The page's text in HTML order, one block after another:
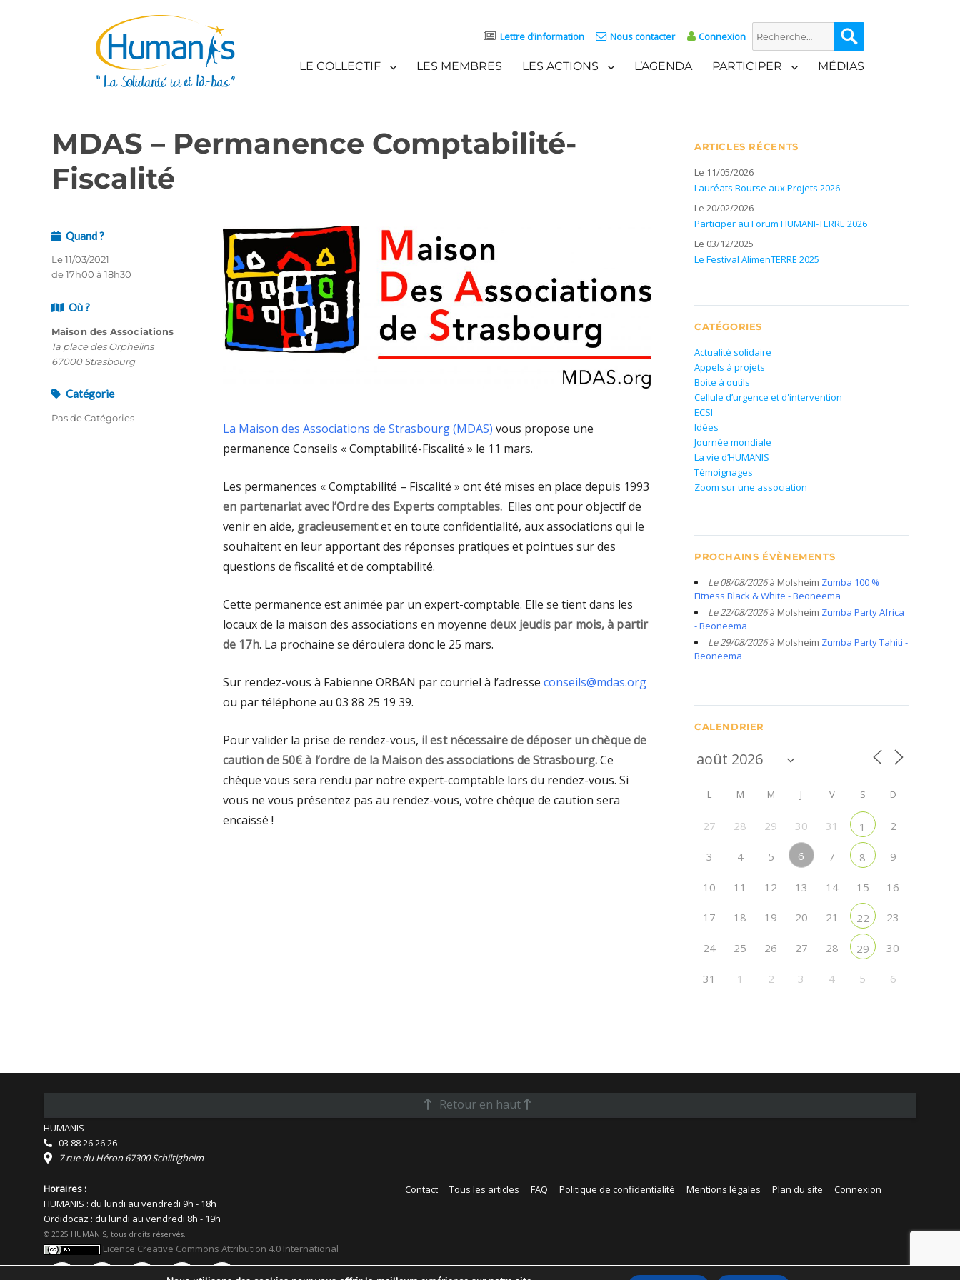
Lettre d’information Nous contacter Connexion
Recherche
pour :
LE COLLECTIF LES MEMBRES LES ACTIONS L’AGENDA PARTICIPER MÉDIAS
MDAS – Permanence Comptabilité-
Fiscalité
La Maison des Associations de Strasbourg (MDAS) vous propose une
permanence Conseils « Comptabilité-Fiscalité » le 11 mars.
Les permanences « Comptabilité – Fiscalité » ont été mises en place depuis 1993
en partenariat avec l’Ordre des Experts comptables. Elles ont pour objectif de
venir en aide, gracieusementet en toute confidentialité, aux associations qui le
souhaitent en leur apportant des réponses pratiques et pointues sur des
questions de fiscalité et de comptabilité.
Cette permanence est animée par un expert-comptable. Elle se tient dans les
locaux de la maison des associations en moyenne deux jeudis par mois, à partir
de 17h. La prochaine se déroulera donc le 25 mars.
Sur rendez-vous à Fabienne ORBAN par courriel à l’adresse conseils@mdas.org
ou par téléphone au 03 88 25 19 39.
Pour valider la prise de rendez-vous, il est nécessaire de déposer un chèque de
caution de 50€ à l’ordre de la Maison des associations de Strasbourg.Ce
chèque vous sera rendu par notre expert-comptable lors du rendez-vous. Si
vous ne vous présentez pas au rendez-vous, votre chèque de caution sera
encaissé !
Quand ?
Le 11/03/2021
de 17h00 à 18h30
Où ?
Maison des Associations
1a place des Orphelins
67000 Strasbourg
Catégorie
Pas de Catégories
ARTICLES RÉCENTS
Le 11/05/2026
Lauréats Bourse aux Projets 2026
Le 20/02/2026
Participer au Forum HUMANI-TERRE 2026
Le 03/12/2025
Le Festival AlimenTERRE 2025
CATÉGORIES
Actualité solidaire
Appels à projets
Boite à outils
Cellule d’urgence et d'intervention
ECSI
Idées
Journée mondiale
La vie d’HUMANIS
Témoignages
Zoom sur une association
PROCHAINS ÉVÈNEMENTS
Le 08/08/2026à Molsheim Zumba 100 %
Fitness Black & White - Beoneema
Le 22/08/2026à Molsheim Zumba Party Africa
- Beoneema
Le 29/08/2026à Molsheim Zumba Party Tahiti -
Beoneema
CALENDRIER
L M M J V S D
27 28 29 30 31 1 2
3 4 5 6 7 8 9
10 11 12 13 14 15 16
17 18 19 20 21 22 23
24 25 26 27 28 29 30
31 1 2 3 4 5 6
Retour en haut
Contact Tous les articles FAQ Politique de confidentialité Mentions légales Plan du site Connexion
HUMANIS
03 88 26 26 26
7 rue du Héron 67300 Schiltigheim
Horaires :
HUMANIS : du lundi au vendredi 9h - 18h
Ordidocaz : du lundi au vendredi 8h - 19h
© 2025 HUMANIS, tous droits réservés.
Licence Creative Commons Attribution 4.0 International